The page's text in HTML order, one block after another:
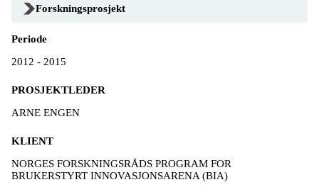
Forskningsprosjekt
Periode
2012 - 2015
PROSJEKTLEDER
ARNE ENGEN
KLIENT
NORGES FORSKNINGSRÅDS PROGRAM FOR
BRUKERSTYRT INNOVASJONSARENA (BIA)